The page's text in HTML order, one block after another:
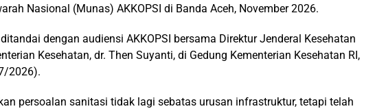
Nasional (Munas) AKKOPSI di Banda Aceh, November 2026.
dengan audiensi AKKOPSI bersama Direktur Jenderal Kesehatan
Kesehatan, dr. Then Suyanti, di Gedung Kementerian Kesehatan RI,
2026).
persoalan sanitasi tidak lagi sebatas urusan infrastruktur, tetapi telah